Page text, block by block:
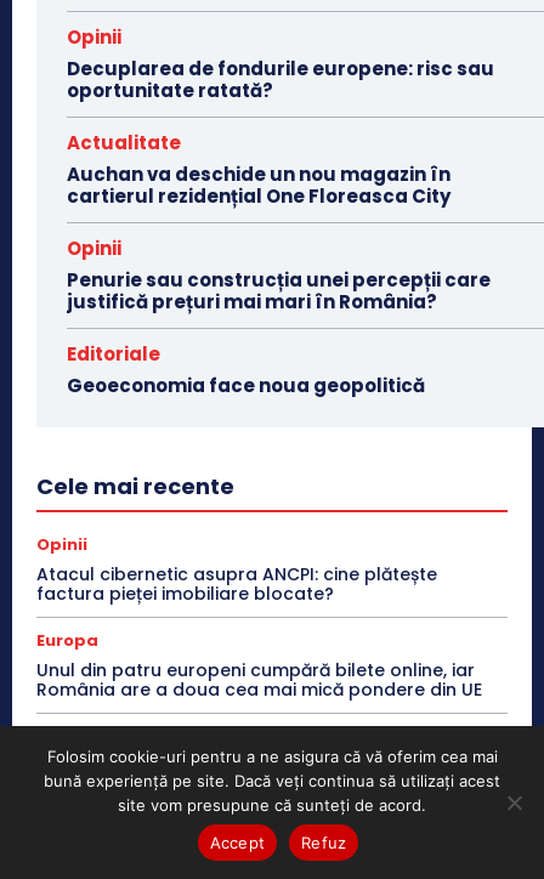
Opinii
Decuplarea de fondurile europene: risc sau
oportunitate ratată?
Actualitate
Auchan va deschide un nou magazin în
cartierul rezidențial One Floreasca City
Opinii
Penurie sau construcția unei percepții care
justifică prețuri mai mari în România?
Editoriale
Geoeconomia face noua geopolitică
Cele mai recente
Opinii
Atacul cibernetic asupra ANCPI: cine plătește
factura pieței imobiliare blocate?
Europa
Unul din patru europeni cumpără bilete online, iar
România are a doua cea mai mică pondere din UE
60% dintre susținătorii CDU/CSU și SPD din Germania
văd China ca rival sau adversar
Galileo pregătește un nou sistem care va verifica
Folosim cookie-uri pentru a ne asigura că vă oferim cea mai
bună experiență pe site. Dacă veți continua să utilizați acest
site vom presupune că sunteți de acord.
Accept
Refuz